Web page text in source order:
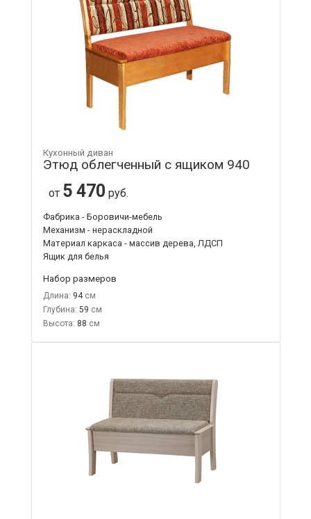
Кухонный диван
Этюд облегченный с ящиком 940
от 5 470 руб.
Фабрика - Боровичи-мебель
Механизм - нераскладной
Материал каркаса - массив дерева, ЛДСП
Ящик для белья
Набор размеров
Длина: 94
Глубина: 59
Высота: 88